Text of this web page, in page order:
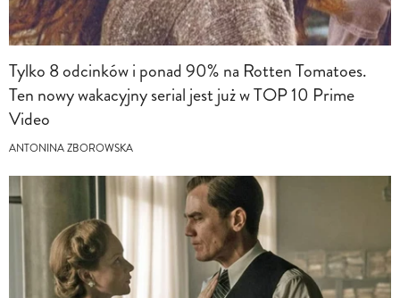
Tylko 8 odcinków i ponad 90% na Rotten Tomatoes.
Ten nowy wakacyjny serial jest już w TOP 10 Prime
Video
ANTONINA ZBOROWSKA